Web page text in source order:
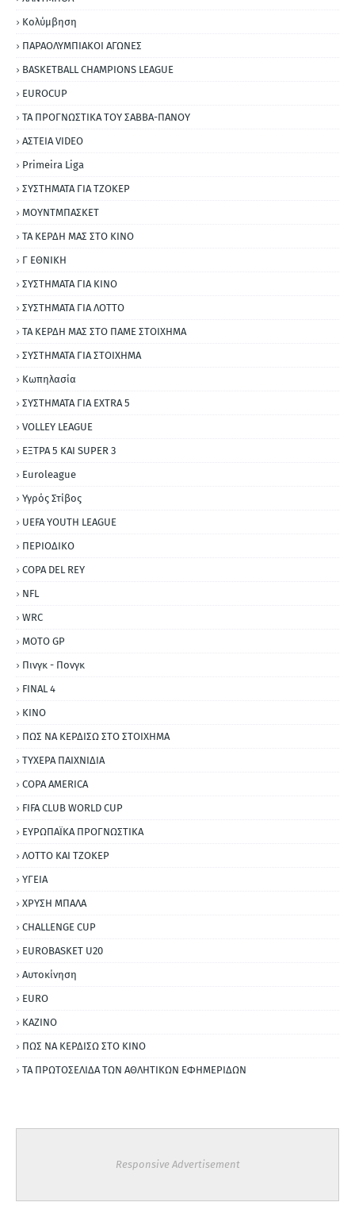
Κολύμβηση
ΠΑΡΑΟΛΥΜΠΙΑΚΟΙ ΑΓΩΝΕΣ
BASKETBALL CHAMPIONS LEAGUE
EUROCUP
ΤΑ ΠΡΟΓΝΩΣΤΙΚΑ ΤΟΥ ΣΑΒΒΑ-ΠΑΝΟΥ
ΑΣΤΕΙΑ VIDEO
Primeira Liga
ΣΥΣΤΗΜΑΤΑ ΓΙΑ ΤΖΟΚΕΡ
ΜΟΥΝΤΜΠΑΣΚΕΤ
ΤΑ ΚΕΡΔΗ ΜΑΣ ΣΤΟ ΚΙΝΟ
Γ ΕΘΝΙΚΗ
ΣΥΣΤΗΜΑΤΑ ΓΙΑ ΚΙΝΟ
ΣΥΣΤΗΜΑΤΑ ΓΙΑ ΛΟΤΤΟ
ΤΑ ΚΕΡΔΗ ΜΑΣ ΣΤΟ ΠΑΜΕ ΣΤΟΙΧΗΜΑ
ΣΥΣΤΗΜΑΤΑ ΓΙΑ ΣΤΟΙΧΗΜΑ
Κωπηλασία
ΣΥΣΤΗΜΑΤΑ ΓΙΑ ΕΧΤRΑ 5
VOLLEY LEAGUE
ΕΞΤΡΑ 5 ΚΑΙ SUPER 3
Εuroleague
Υγρός Στίβος
UEFA YOUTH LEAGUE
ΠΕΡΙΟΔΙΚΟ
COPA DEL REY
NFL
WRC
MOTO GP
Πινγκ - Πονγκ
FINAL 4
ΚΙΝΟ
ΠΩΣ ΝΑ ΚΕΡΔΙΣΩ ΣΤΟ ΣΤΟΙΧΗΜΑ
ΤΥΧΕΡΑ ΠΑΙΧΝΙΔΙΑ
COPA AMERICA
FIFA CLUB WORLD CUP
ΕΥΡΩΠΑΪΚΑ ΠΡΟΓΝΩΣΤΙΚΑ
ΛΟΤΤΟ ΚΑΙ ΤΖΟΚΕΡ
ΥΓΕΙΑ
ΧΡΥΣΗ ΜΠΑΛΑ
CHALLENGE CUP
EUROBASKET U20
Αυτοκίνηση
ΕURO
ΚΑΖΙΝΟ
ΠΩΣ ΝΑ ΚΕΡΔΙΣΩ ΣΤΟ ΚΙΝΟ
ΤΑ ΠΡΩΤΟΣΕΛΙΔΑ ΤΩΝ ΑΘΛΗΤΙΚΩΝ ΕΦΗΜΕΡΙΔΩΝ
Responsive Advertisement